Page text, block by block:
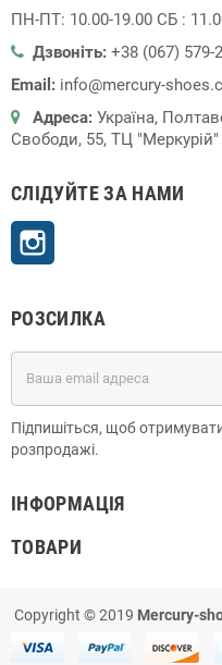
ПН-ПТ: 10.00-19.00 СБ :
Дзвоніть: +38 (067) 579-
Email: info@mercury-
Адреса: Україна,
Свободи, 55, ТЦ "Меркурій"
СЛІДУЙТЕ ЗА НАМИ
РОЗСИЛКА
Підпишіться, щоб
розпродажі.
ІНФОРМАЦІЯ
ТОВАРИ
Copyright © 2019 Mercury-